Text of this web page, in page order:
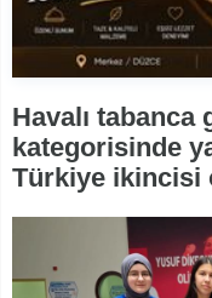
Havalı tabanca
kategorisinde
Türkiye ikincisi